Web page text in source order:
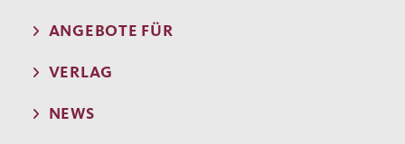
ANGEBOTE FÜR
VERLAG
NEWS